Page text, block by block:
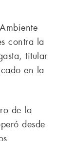
contra la
titular
en la
de la
desde